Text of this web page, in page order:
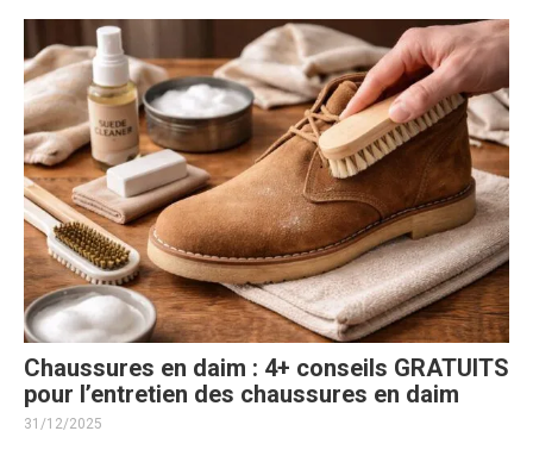
Chaussures en daim : 4+ conseils GRATUITS
pour l’entretien des chaussures en daim
31/12/2025